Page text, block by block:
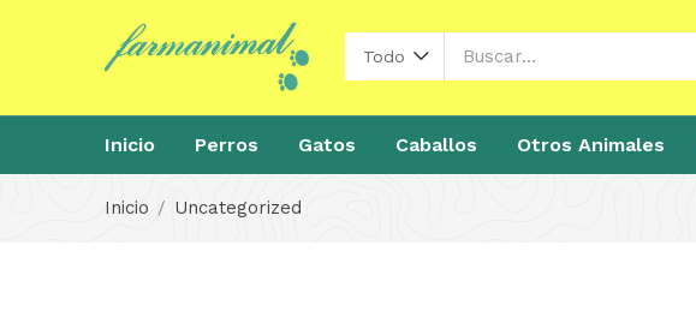
Todo
Inicio Perros Gatos Caballos Otros Animales
Inicio Uncategorized